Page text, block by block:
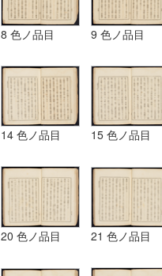
8 色ノ品目 9 色ノ品目
14 色ノ品目 15 色ノ品目
20 色ノ品目 21 色ノ品目